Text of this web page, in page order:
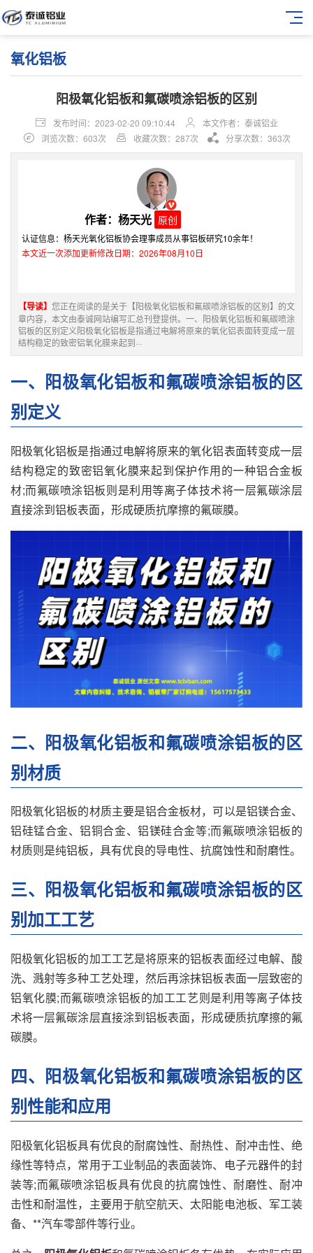
氧化铝板
阳极氧化铝板和氟碳喷涂铝板的区别
发布时间：2023-02-20 09:10:44
本文作者：泰诚铝业
浏览次数：603次
收藏次数：287次 分享次数：363次
作者：杨天光 原创
认证信息：杨天光氧化铝板协会理事成员从事铝板研究10余年！
本文近一次添加更新修改日期：2026年08月10日
【导读】 您正在阅读的是关于【阳极氧化铝板和氟碳喷涂铝板的区别】的文
章内容，本文由泰诚网站编写汇总刊登提供。一、阳极氧化铝板和氟碳喷涂
铝板的区别定义阳极氧化铝板是指通过电解将原来的氧化铝表面转变成一层
结构稳定的致密铝氧化膜来起到···
一、阳极氧化铝板和氟碳喷涂铝板的区
别定义
阳极氧化铝板是指通过电解将原来的氧化铝表面转变成一层
结构稳定的致密铝氧化膜来起到保护作用的一种铝合金板
材;而氟碳喷涂铝板则是利用等离子体技术将一层氟碳涂层
直接涂到铝板表面，形成硬质抗摩擦的氟碳膜。
二、阳极氧化铝板和氟碳喷涂铝板的区
别材质
阳极氧化铝板的材质主要是铝合金板材，可以是铝镁合金、
铝硅锰合金、铝铜合金、铝镁硅合金等;而氟碳喷涂铝板的
材质则是纯铝板，具有优良的导电性、抗腐蚀性和耐磨性。
三、阳极氧化铝板和氟碳喷涂铝板的区
别加工工艺
阳极氧化铝板的加工工艺是将原来的铝板表面经过电解、酸
洗、溅射等多种工艺处理，然后再涂抹铝板表面一层致密的
铝氧化膜;而氟碳喷涂铝板的加工工艺则是利用等离子体技
术将一层氟碳涂层直接涂到铝板表面，形成硬质抗摩擦的氟
碳膜。
四、阳极氧化铝板和氟碳喷涂铝板的区
别性能和应用
阳极氧化铝板具有优良的耐腐蚀性、耐热性、耐冲击性、绝
缘性等特点，常用于工业制品的表面装饰、电子元器件的封
装等;而氟碳喷涂铝板具有优良的抗腐蚀性、耐磨性、耐冲
击性和耐温性，主要用于航空航天、太阳能电池板、军工装
备、**汽车零部件等行业。